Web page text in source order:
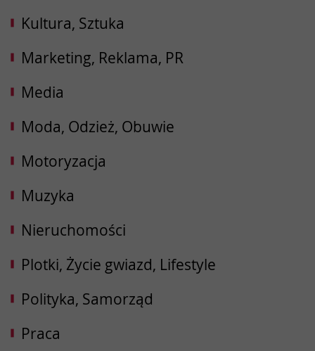
Kultura, Sztuka
Marketing, Reklama, PR
Media
Moda, Odzież, Obuwie
Motoryzacja
Muzyka
Nieruchomości
Plotki, Życie gwiazd, Lifestyle
Polityka, Samorząd
Praca